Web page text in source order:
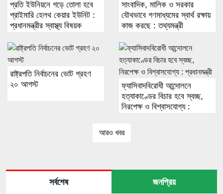
প্রতি ইউনিয়নে গড়ে তোলা হবে
প্রাইমারি হেলথ কেয়ার ইউনিট :
প্রধানমন্ত্রীর স্বাস্থ্য বিষয়ক
সাংবাদিক, মালিক ও সরকার
যৌথভাবে গণমাধ্যমের স্বার্থ রক্ষায়
কাজ করছে : তথ্যমন্ত্রী
রাষ্ট্রপতি নির্বাচনের ভোট গ্রহণ
২০ আগস্ট
ফ্যাসিবাদবিরোধী আন্দোলনে
হত্যাকাণ্ডের বিচার হবে স্বচ্ছ,
নিরপেক্ষ ও বিশ্বাসযোগ্য :
আরও খবর
সর্বশেষ জনপ্রিয়